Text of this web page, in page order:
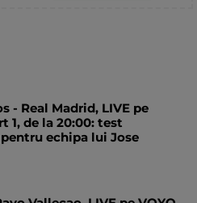
- Real Madrid, LIVE pe
1, de la 20:00: test
echipa lui Jose